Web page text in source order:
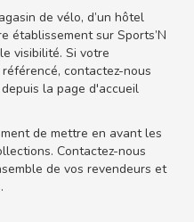
de vélo, d’un hôtel
établissement sur Sports’N
visibilité. Si votre
contactez-nous
la page d'accueil
de mettre en avant les
Contactez-nous
de vos revendeurs et